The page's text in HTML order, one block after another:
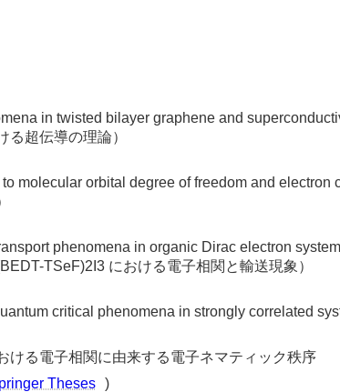
in twisted bilayer graphene and
る超伝導の理論）
molecular orbital degree of freedom and
phenomena in organic Dirac electron
TSeF)2I3 における電子相関と輸送現象）
critical phenomena in strongly correlated
ける電子相関に由来する電子ネマティック秩序
Theses )